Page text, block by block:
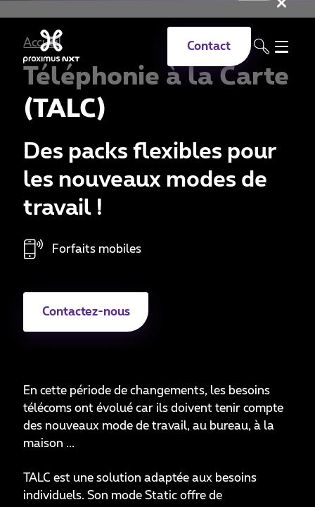
Contact
Accueil
Téléphonie à la Carte
(TALC)
Des packs flexibles pour
les nouveaux modes de
travail !
Forfaits mobiles
Contactez-nous
En cette période de changements, les besoins
télécoms ont évolué car ils doivent tenir compte
des nouveaux mode de travail, au bureau, à la
maison ...
TALC est une solution adaptée aux besoins
individuels. Son mode Static offre de